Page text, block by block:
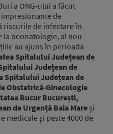
a ONG-ului a făcut
de
riscurile de infectare în
neonatologie, al nou-
au ajuns în perioada
Spitalului Județean de
Județean de
Spitalului Județean de
Obstetrică-Ginecologie
Bucur București,
de Urgență Baia Mare și
medicale și peste 4000 de